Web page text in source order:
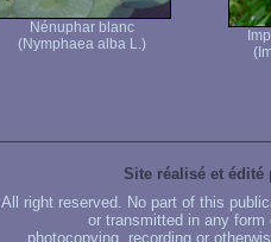
Nénuphar blanc
(Nymphaea alba L.)
Site réalisé et édité
All right reserved. No part of this
or transmitted in any
photocopying, recording or